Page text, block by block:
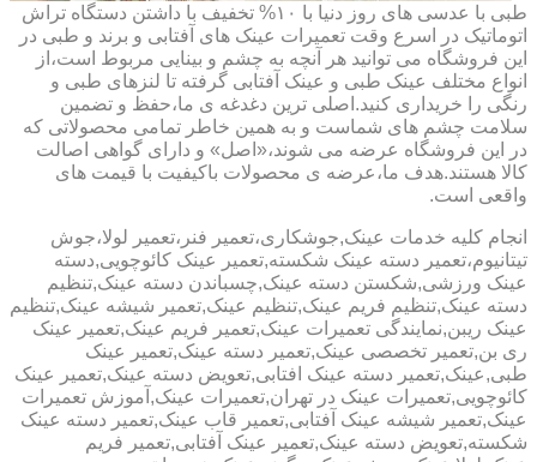
طبی با عدسی های روز دنیا با ۱۰% تخفیف با داشتن دستگاه تراش
اتوماتیک در اسرع وقت تعمیرات عینک های آفتابی و برند و طبی در
این فروشگاه می توانید هر آنچه به چشم و بینایی مربوط است،از
انواع مختلف عینک طبی و عینک آفتابی گرفته تا لنزهای طبی و
رنگی را خریداری کنید.اصلی ترین دغدغه ی ما،حفظ و تضمین
سلامت چشم های شماست و به همین خاطر تمامی محصولاتی که
در این فروشگاه عرضه می شوند،«اصل» و دارای گواهی اصالت
کالا هستند.هدف ما،عرضه ی محصولات باکیفیت با قیمت های
واقعی است.
انجام کلیه خدمات عینک,جوشکاری،تعمیر فنر،تعمیر لولا،جوش
تیتانیوم،تعمیر دسته عینک شکسته,تعمیر عینک کائوچویی,دسته
عینک ورزشی,شکستن دسته عینک,چسباندن دسته عینک,تنظیم
دسته عینک,تنظیم فریم عینک,تنظیم عینک,تعمیر شیشه عینک,تنظیم
عینک ریبن,نمایندگی تعمیرات عینک,تعمیر فریم عینک,تعمیر عینک
ری بن,تعمیر تخصصی عینک,تعمیر دسته عینک,تعمیر عینک
طبی,عینک,تعمیر دسته عینک افتابی,تعویض دسته عینک,تعمیر عینک
کائوچویی,تعمیرات عینک در تهران,تعمیرات عینک,آموزش تعمیرات
عینک,تعمیر شیشه عینک آفتابی,تعمیر قاب عینک,تعمیر دسته عینک
شکسته,تعویض دسته عینک,تعمیر عینک آفتابی,تعمیر فریم